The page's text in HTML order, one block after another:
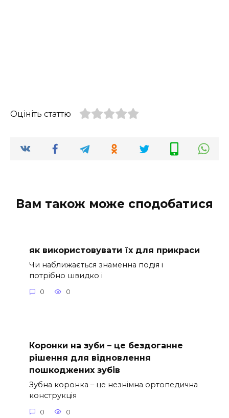
Оцініть статтю
Вам також може сподобатися
як використовувати їх для прикраси
Чи наближається знаменна подія і
потрібно швидко і
0 0
Коронки на зуби – це бездоганне
рішення для відновлення
пошкоджених зубів
Зубна коронка – це незнімна ортопедична
конструкція
0 0